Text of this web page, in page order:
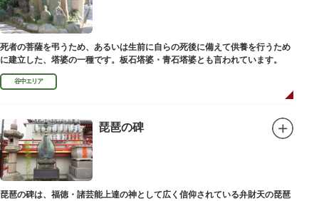
死者の菩薩を弔うため、あるいは生前に自らの死後に備えて供養を行うため
に建立した、塔婆の一種です。板石塔婆・青石塔婆とも言われています。
谷中エリア
琵琶の碑
琵琶の碑は、福徳・諸芸能上達の神として広く信仰されている弁財天の琵琶